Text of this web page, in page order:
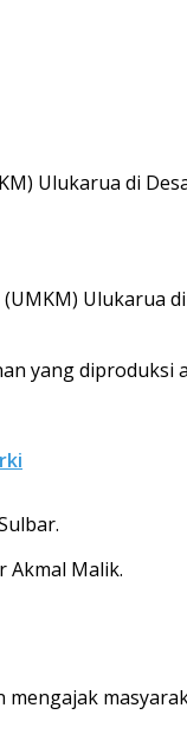
Ulukarua di
Ulukarua
yang diproduksi
Akmal Malik.